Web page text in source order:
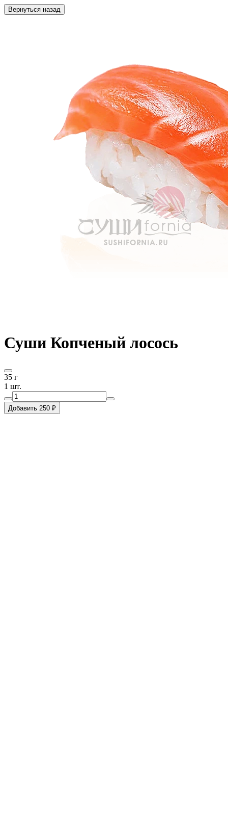
Вернуться назад
Суши Копченый лосось
35 г
1 шт.
Добавить 250 ₽